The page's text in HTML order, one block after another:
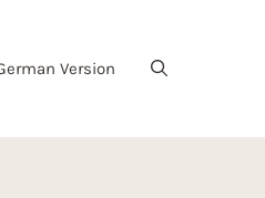
Version